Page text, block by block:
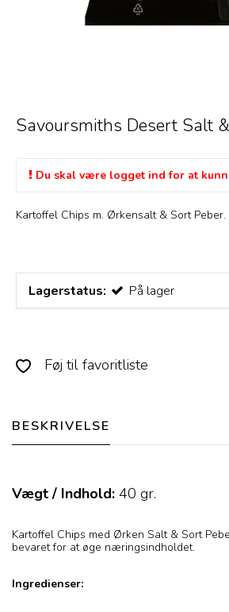
Savoursmiths Desert Salt
Du skal være logget ind for at
Kartoffel Chips m. Ørkensalt & Sort Peber.
Lagerstatus: På lager
Føj til favoritliste
BESKRIVELSE
Vægt / Indhold: 40 gr.
Kartoffel Chips med Ørken Salt & Sort
bevaret for at øge næringsindholdet.
Ingredienser: